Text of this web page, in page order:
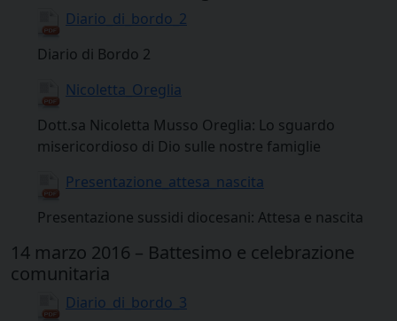
Diario_di_bordo_2
Diario di Bordo 2
Nicoletta_Oreglia
Dott.sa Nicoletta Musso Oreglia: Lo sguardo
misericordioso di Dio sulle nostre famiglie
Presentazione_attesa_nascita
Presentazione sussidi diocesani: Attesa e nascita
14 marzo 2016 – Battesimo e celebrazione
comunitaria
Diario_di_bordo_3